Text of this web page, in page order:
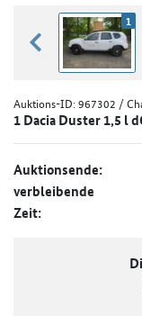
zurück blättern
1
Auktions-ID:967302 /
1 Dacia Duster 1,5 l
Auktionsende:
verbleibende
Zeit: